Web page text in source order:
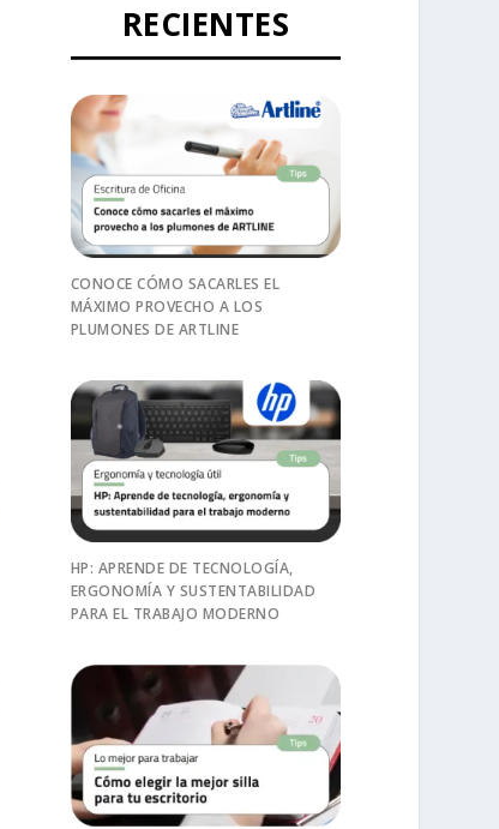
RECIENTES
CONOCE CÓMO SACARLES EL
MÁXIMO PROVECHO A LOS
PLUMONES DE ARTLINE
HP: APRENDE DE TECNOLOGÍA,
ERGONOMÍA Y SUSTENTABILIDAD
PARA EL TRABAJO MODERNO